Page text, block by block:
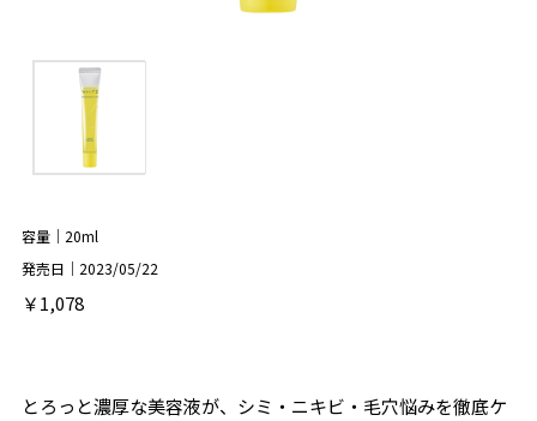
容量｜20ml
発売日｜2023/05/22
￥1,078
とろっと濃厚な美容液が、シミ・ニキビ・毛穴悩みを徹底ケ